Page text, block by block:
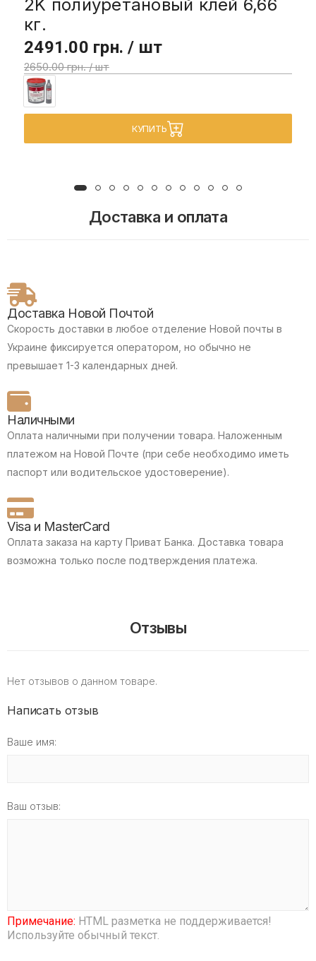
2K полиуретановый клей 6,66
кг.
2491.00 грн. / шт
2650.00 грн. / шт
КУПИТЬ
Доставка и оплата
Доставка Новой Почтой
Скорость доставки в любое отделение Новой почты в
Украине фиксируется оператором, но обычно не
превышает 1-3 календарных дней.
Наличными
Оплата наличными при получении товара. Наложенным
платежом на Новой Почте (при себе необходимо иметь
паспорт или водительское удостоверение).
Visa и MasterCard
Оплата заказа на карту Приват Банка. Доставка товара
возможна только после подтверждения платежа.
Отзывы
Нет отзывов о данном товаре.
Написать отзыв
Ваше имя:
Ваш отзыв:
Примечание: HTML разметка не поддерживается!
Используйте обычный текст.